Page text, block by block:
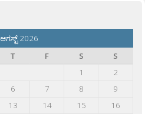
ಆಗಸ್ಟ್ 2026
T F S
S
1
2
6 7 8
9
13 14 15
16